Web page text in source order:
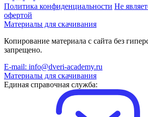
Политика конфиденциальности Не
офертой
Материалы для скачивания
Копирование материала с сайта без
запрещено.
E-mail: info@dveri-academy.ru
Материалы для скачивания
Единая справочная служба: